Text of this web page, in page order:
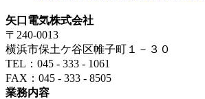
矢口電気株式会社
〒240-0013
横浜市保土ケ谷区帷子町１－３０
TEL：045 - 333 - 1061
FAX：045 - 333 - 8505
業務内容